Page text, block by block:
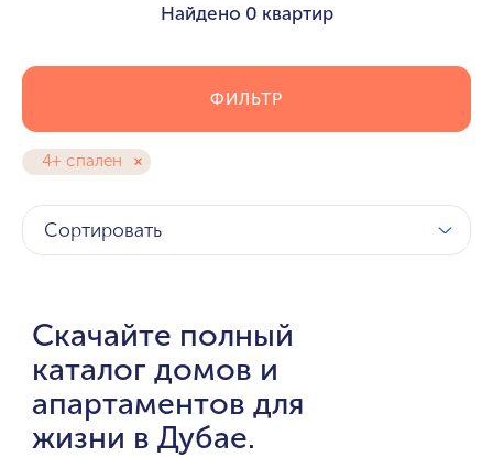
Найдено 0 квартир
4+ спален
ФИЛЬТР
Сортировать
Скачайте полный
каталог домов и
апартаментов для
жизни в Дубае.